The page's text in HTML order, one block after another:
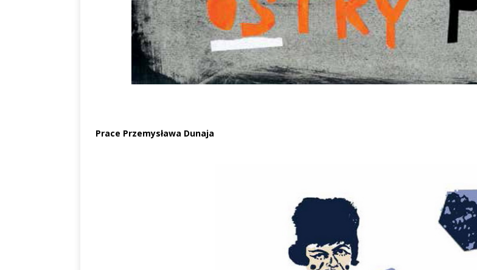
Prace Przemysława Dunaja